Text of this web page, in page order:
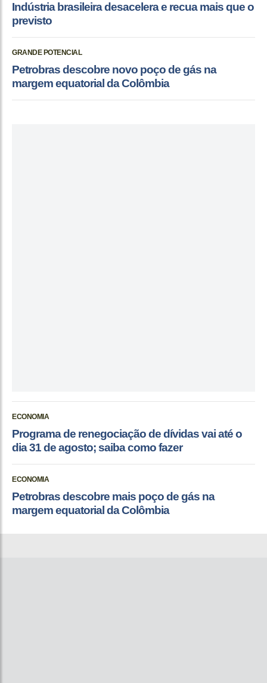
Indústria brasileira desacelera e recua mais que o
previsto
GRANDE POTENCIAL
Petrobras descobre novo poço de gás na
margem equatorial da Colômbia
ECONOMIA
Programa de renegociação de dívidas vai até o
dia 31 de agosto; saiba como fazer
ECONOMIA
Petrobras descobre mais poço de gás na
margem equatorial da Colômbia